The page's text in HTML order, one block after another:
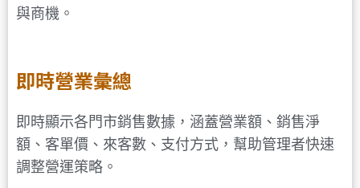
與商機。
即時營業彙總
即時顯示各門市銷售數據，涵蓋營業額、銷售淨
額、客單價、來客數、支付方式，幫助管理者快速
調整營運策略。